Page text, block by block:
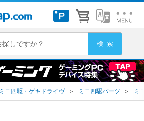
ミニ四駆・ゲキドライヴ ＞ ミニ四駆パーツ ＞ ミ